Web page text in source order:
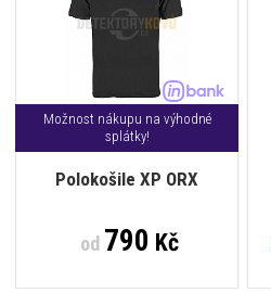
Možnost nákupu na výhodné
splátky!
Polokošile XP ORX
od790 Kč